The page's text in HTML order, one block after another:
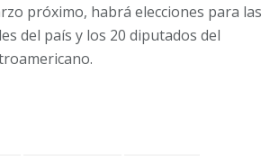
próximo, habrá elecciones para las
del país y los 20 diputados del